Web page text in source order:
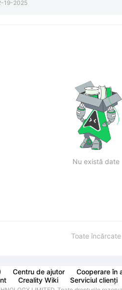
19-2025
Nu există date
Toate încărcate
Centru de ajutor Cooperare în
Creality Wiki Serviciul clienți